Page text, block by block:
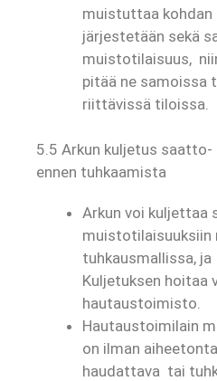
muistuttaa kohdan
järjestetään sekä
muistotilaisuus,
pitää ne samoissa
riittävissä tiloissa.
5.5 Arkun kuljetus
ennen tuhkaamista
Arkun voi kuljettaa
muistotilaisuuksiin
tuhkausmallissa,
Kuljetuksen hoitaa
hautaustoimisto.
Hautaustoimilain
on ilman
haudattava tai